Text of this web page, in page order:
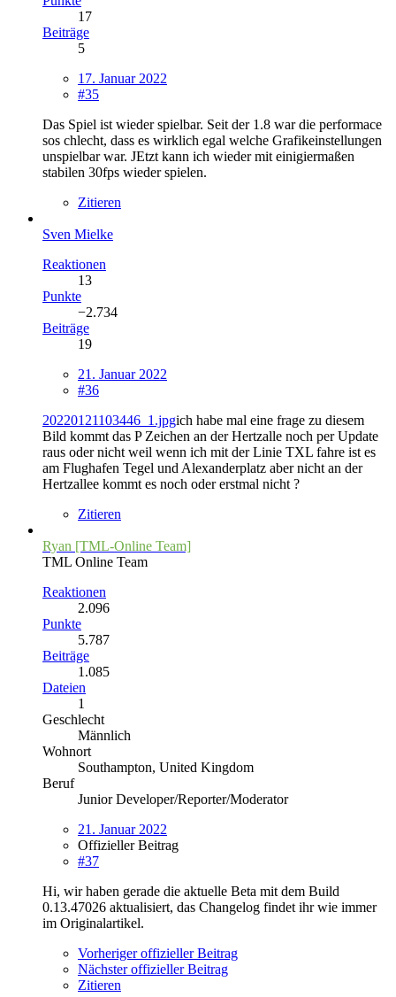
17
Beiträge
5
17. Januar 2022
#35
Das Spiel ist wieder spielbar. Seit der 1.8 war die performace
sos chlecht, dass es wirklich egal welche Grafikeinstellungen
unspielbar war. JEtzt kann ich wieder mit einigiermaßen
stabilen 30fps wieder spielen.
Zitieren
Sven Mielke
Reaktionen
13
Punkte
−2.734
Beiträge
19
21. Januar 2022
#36
20220121103446_1.jpgich habe mal eine frage zu diesem
Bild kommt das P Zeichen an der Hertzalle noch per Update
raus oder nicht weil wenn ich mit der Linie TXL fahre ist es
am Flughafen Tegel und Alexanderplatz aber nicht an der
Hertzallee kommt es noch oder erstmal nicht ?
Zitieren
Ryan [TML-Online Team]
TML Online Team
Reaktionen
2.096
Punkte
5.787
Beiträge
1.085
Dateien
1
Geschlecht
Männlich
Wohnort
Southampton, United Kingdom
Beruf
Junior Developer/Reporter/Moderator
21. Januar 2022
Offizieller Beitrag
#37
Hi, wir haben gerade die aktuelle Beta mit dem Build
0.13.47026 aktualisiert, das Changelog findet ihr wie immer
im Originalartikel.
Vorheriger offizieller Beitrag
Nächster offizieller Beitrag
Zitieren